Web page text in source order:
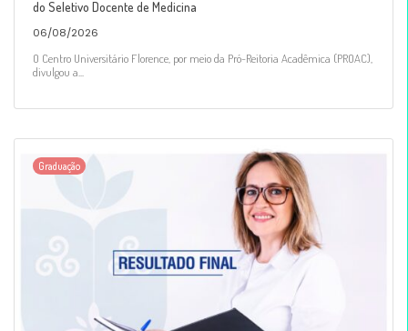
do Seletivo Docente de Medicina
06/08/2026
O Centro Universitário Florence, por meio da Pró-Reitoria Acadêmica (PROAC),
divulgou a...
Graduação